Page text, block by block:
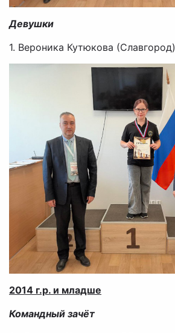
Девушки
1. Вероника Кутюкова (Славгород)
2014 г.р. и младше
Командный зачёт